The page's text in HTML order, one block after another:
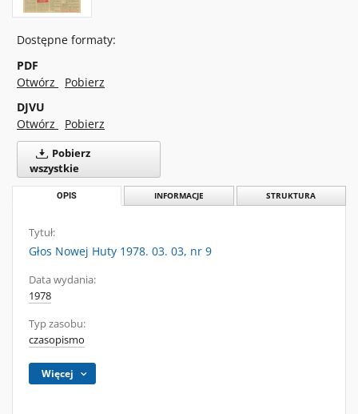
Dostępne formaty:
PDF
Otwórz
Pobierz
DJVU
Otwórz
Pobierz
Pobierz
wszystkie
OPIS INFORMACJE STRUKTURA
Tytuł:
Głos Nowej Huty 1978. 03. 03, nr 9
Data wydania:
1978
Typ zasobu:
czasopismo
Więcej